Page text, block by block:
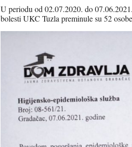
U periodu od 02.07.2020. do
bolesti UKC Tuzla preminule su 52